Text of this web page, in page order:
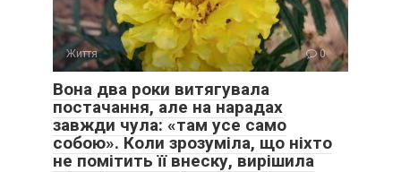
Життя 0
Вона два роки витягувала
постачання, але на нарадах
завжди чула: «там усе само
собою». Коли зрозуміла, що ніхто
не помітить її внеску, вирішила